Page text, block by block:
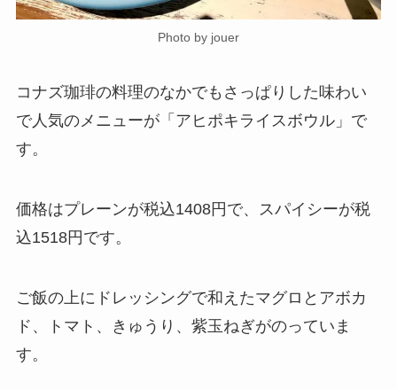
Photo by jouer
コナズ珈琲の料理のなかでもさっぱりした味わい
で人気のメニューが「アヒポキライスボウル」で
す。
価格はプレーンが税込1408円で、スパイシーが税
込1518円です。
ご飯の上にドレッシングで和えたマグロとアボカ
ド、トマト、きゅうり、紫玉ねぎがのっていま
す。